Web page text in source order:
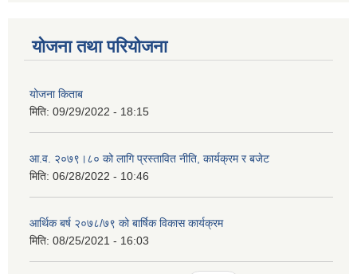
योजना तथा परियोजना
योजना किताब
मिति: 09/29/2022 - 18:15
आ.व. २०७९।८० को लागि प्रस्तावित नीति, कार्यक्रम र बजेट
मिति: 06/28/2022 - 10:46
आर्थिक बर्ष २०७८/७९ को बार्षिक विकास कार्यक्रम
मिति: 08/25/2021 - 16:03